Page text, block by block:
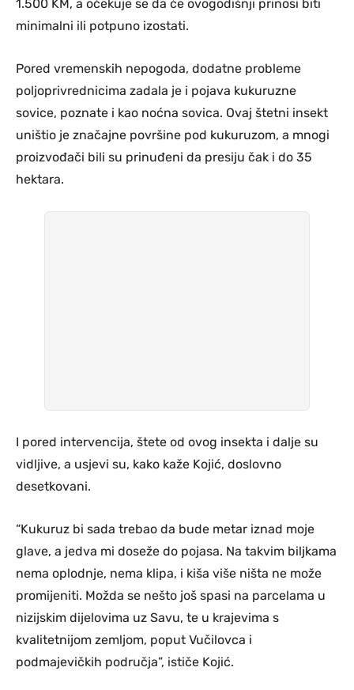
1.500 KM, a očekuje se da će ovogodišnji prinosi biti
minimalni ili potpuno izostati.
Pored vremenskih nepogoda, dodatne probleme
poljoprivrednicima zadala je i pojava kukuruzne
sovice, poznate i kao noćna sovica. Ovaj štetni insekt
uništio je značajne površine pod kukuruzom, a mnogi
proizvođači bili su prinuđeni da presiju čak i do 35
hektara.
I pored intervencija, štete od ovog insekta i dalje su
vidljive, a usjevi su, kako kaže Kojić, doslovno
desetkovani.
“Kukuruz bi sada trebao da bude metar iznad moje
glave, a jedva mi doseže do pojasa. Na takvim biljkama
nema oplodnje, nema klipa, i kiša više ništa ne može
promijeniti. Možda se nešto još spasi na parcelama u
nizijskim dijelovima uz Savu, te u krajevima s
kvalitetnijom zemljom, poput Vučilovca i
podmajevičkih područja”, ističe Kojić.